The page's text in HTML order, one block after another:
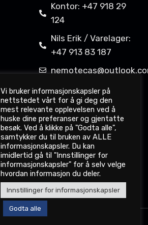
Kontor: +47 918 29
124
Nils Erik / Varelager:
+47 913 83 187
Davit Gahkkorluodda
11,
9522 Kautokeino
Vi bruker informasjonskapsler på
nettstedet vårt for å gi deg den
mest relevante opplevelsen ved å
huske dine preferanser og gjentatte
besøk. Ved å klikke på "Godta alle",
samtykker du til bruken av ALLE
informasjonskapsler. Du kan
imidlertid gå til "Innstillinger for
informasjonskapsler" for å selv velge
hvordan informasjon du deler.
Innstillinger for informasjonskapsler
Godta alle